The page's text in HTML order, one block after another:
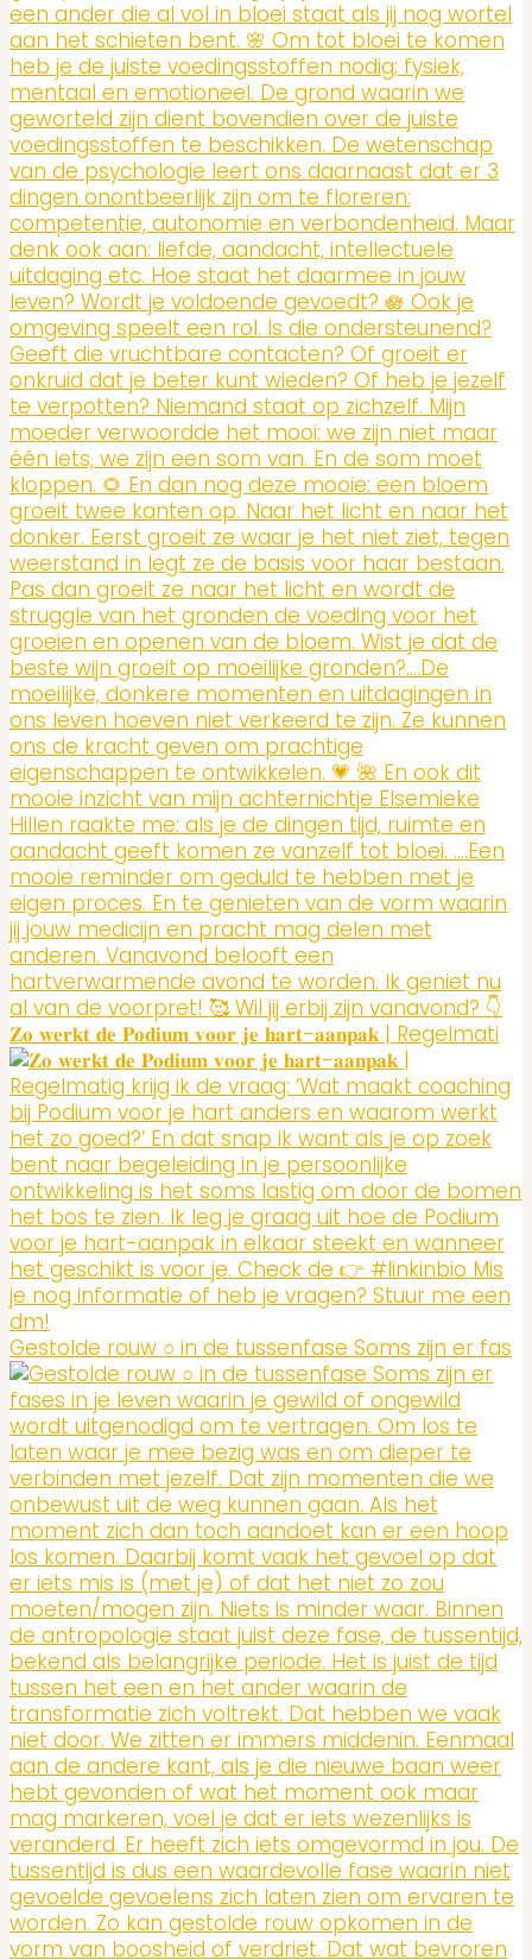
𝐙𝐨 𝐰𝐞𝐫𝐤𝐭 𝐝𝐞 𝐏𝐨𝐝𝐢𝐮𝐦 𝐯𝐨𝐨𝐫 𝐣𝐞 𝐡𝐚𝐫𝐭-𝐚𝐚𝐧𝐩𝐚𝐤 | Regelmati
Gestolde rouw ○ in de tussenfase Soms zijn er fas